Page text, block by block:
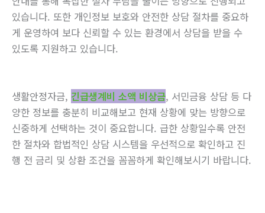
있습니다. 또한 개인정보 보호와 안전한 상담 절차를 중요하
게 운영하여 보다 신뢰할 수 있는 환경에서 상담을 받을 수
있도록 지원하고 있습니다.
생활안정자금, 긴급생계비 소액 비상금, 서민금융 상담 등 다
양한 정보를 충분히 비교해보고 현재 상황에 맞는 방향으로
신중하게 선택하는 것이 중요합니다. 급한 상황일수록 안전
한 절차와 합법적인 상담 시스템을 우선적으로 확인하고 진
행 전 금리 및 상환 조건을 꼼꼼하게 확인해보시기 바랍니다.